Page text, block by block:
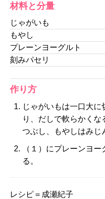
材料と分量
じゃがいも
もやし
プレーンヨーグルト
刻みパセリ
作り方
じゃがいもは一口大に
り、だしで軟らかく
つぶし、もやしはみじ
（１）にプレーンヨ
る。
レシピ＝成瀬紀子